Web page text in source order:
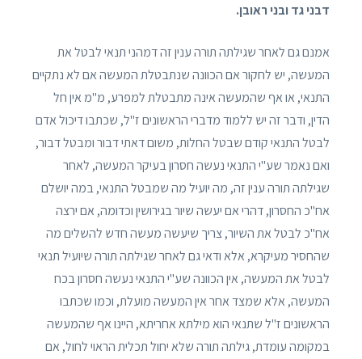
דבני גד ובני ראובן.
אמנם גם לאחר שגילתה תורה ענין זה דמהני תנאי לבטל את
המעשה, יש לחקור אם הכוונה שנתבטלת המעשה אם לא נתקיים
התנאי, או אף שהמעשה אינה מתבטלת למפרע, מ"מ אין חל
הדין, ודבר זה יש ללמוד מדברי הראשונים ז"ל, שכתבו דיכול אדם
לבטל התנאי קודם שבטל החלות, משום דאתי דבור ומבטל דבור,
ואם נאמר שע"י התנאי נעשה חסרון בעיקר המעשה, לאחר
שגילתה תורה ענין זה, מה יועיל מה שמבטל התנאי, במה יושלם
אח"כ החסרון, דהרי אם יעשה שיור בגירושין וכדומה, אם ירצה
אח"כ לבטל את השיור, צריך שיעשה מעשה חדש להשלים מה
שהחסיר מעיקרא, אלא ודאי גם לאחר שגילתה תורה שיועיל תנאי
לבטל את המעשה, אין הכוונה שע"י התנאי נעשה חסרון בכח
המעשה, אלא שמצד אחר אין המעשה מועלת, וכמו שכתבו
הראשונים ז"ל שתנאי הוא מילתא אחריתא, היינו אף שהמעשה
במקומה עומדת, גילתה תורה שלא יחול תכלית הראוי לחול, אם